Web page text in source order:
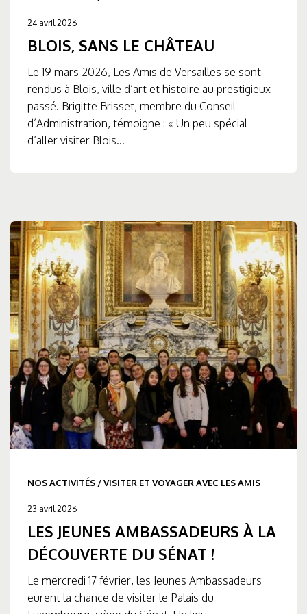
24 avril 2026
BLOIS, SANS LE CHÂTEAU
Le 19 mars 2026, Les Amis de Versailles se sont
rendus à Blois, ville d’art et histoire au prestigieux
passé. Brigitte Brisset, membre du Conseil
d’Administration, témoigne : « Un peu spécial
d’aller visiter Blois...
NOS ACTIVITÉS /VISITER ET VOYAGER AVEC LES AMIS
23 avril 2026
LES JEUNES AMBASSADEURS À LA
DÉCOUVERTE DU SÉNAT !
Le mercredi 17 février, les Jeunes Ambassadeurs
eurent la chance de visiter le Palais du